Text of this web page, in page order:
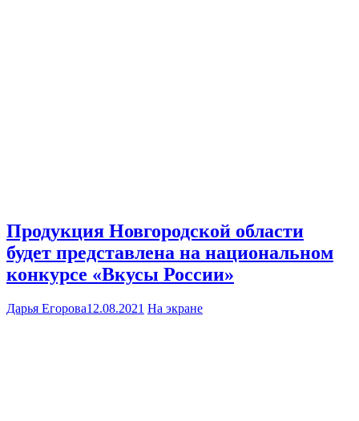
Продукция Новгородской области
будет представлена на национальном
конкурсе «Вкусы России»
Дарья Егорова12.08.2021 На экране